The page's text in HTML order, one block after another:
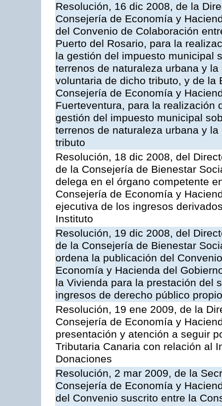
Resolución, 16 dic 2008, de la
Consejería de Economía y
del Convenio de Colaboración
Puerto del Rosario, para la
la gestión del impuesto municipal
terrenos de naturaleza urbana y
voluntaria de dicho tributo, y de la
Consejería de Economía y
Fuerteventura, para la realización
gestión del impuesto municipal
terrenos de naturaleza urbana y
tributo
Resolución, 18 dic 2008, del
de la Consejería de Bienestar
delega en el órgano competente
Consejería de Economía y
ejecutiva de los ingresos
Instituto
Resolución, 19 dic 2008, del
de la Consejería de Bienestar
ordena la publicación del
Economía y Hacienda del
la Vivienda para la prestación del
ingresos de derecho público
Resolución, 19 ene 2009, de la
Consejería de Economía y
presentación y atención a seguir
Tributaria Canaria con relación al
Donaciones
Resolución, 2 mar 2009, de la
Consejería de Economía y
del Convenio suscrito entre la